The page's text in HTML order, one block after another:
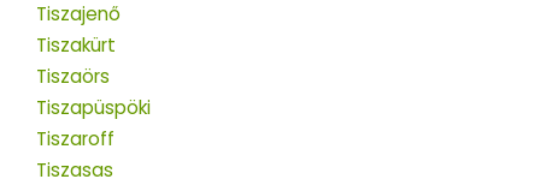
Tiszajenő
Tiszakürt
Tiszaörs
Tiszapüspöki
Tiszaroff
Tiszasas